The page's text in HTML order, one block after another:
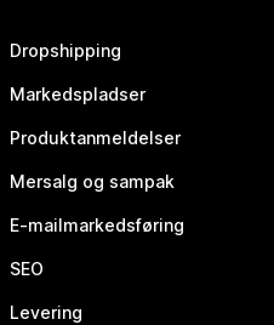
Dropshipping
Markedspladser
Produktanmeldelser
Mersalg og sampak
E-mailmarkedsføring
SEO
Levering